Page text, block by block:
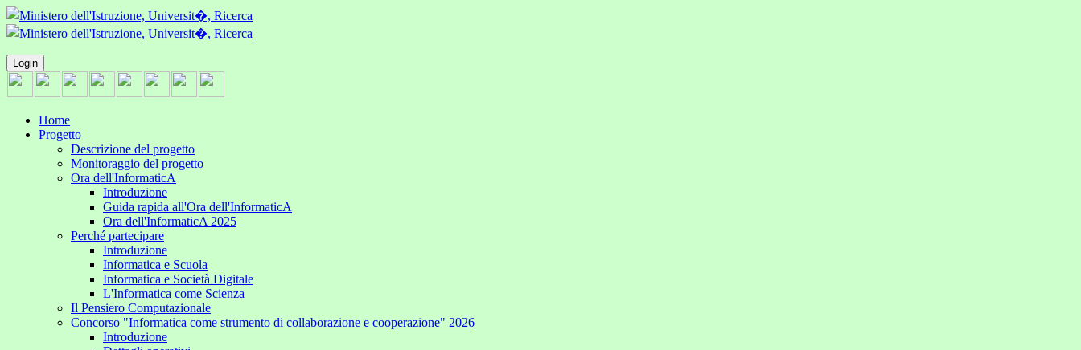
Login
Home
Progetto
Descrizione del progetto
Monitoraggio del progetto
Ora dell'InformaticA
Introduzione
Guida rapida all'Ora dell'InformaticA
Ora dell'InformaticA 2025
Perché partecipare
Introduzione
Informatica e Scuola
Informatica e Società Digitale
L'Informatica come Scienza
Il Pensiero Computazionale
Concorso "Informatica come strumento di collaborazione e cooperazione" 2026
Introduzione